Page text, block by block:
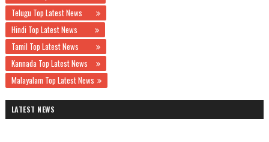
Telugu Top Latest News
Hindi Top Latest News
Tamil Top Latest News
Kannada Top Latest News
Malayalam Top Latest News
LATEST NEWS